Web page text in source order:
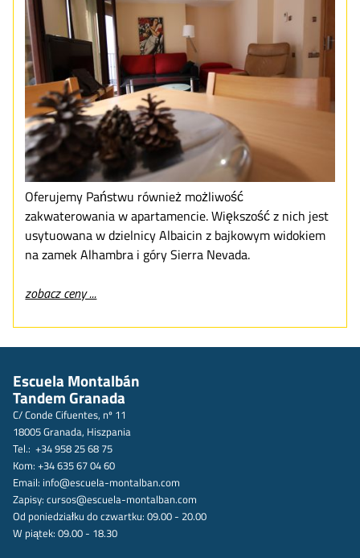
Oferujemy Państwu również możliwość
zakwaterowania w apartamencie. Większość z nich jest
usytuowana w dzielnicy Albaicin z bajkowym widokiem
na zamek Alhambra i góry Sierra Nevada.
zobacz ceny ...
Escuela Montalbán
Tandem Granada
C/ Conde Cifuentes, nº 11
18005 Granada, Hiszpania
Tel.: +34 958 25 68 75
Kom: +34 635 67 04 60
Email: info@escuela-montalban.com
Zapisy: cursos@escuela-montalban.com
Od poniedziałku do czwartku: 09.00 - 20.00
W piątek: 09.00 - 18.30